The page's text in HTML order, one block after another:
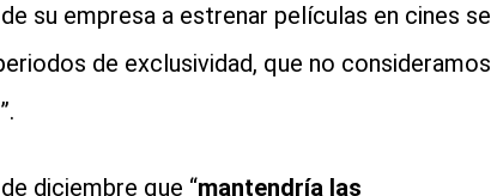
su empresa a estrenar películas en cines se
de exclusividad, que no consideramos
diciembre que “mantendría las